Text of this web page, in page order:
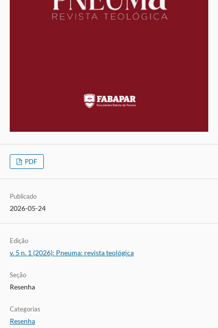
PDF
Publicado
2026-05-24
Edição
v. 5 n. 1 (2026): Pneuma: revista teológica
Seção
Resenha
Categorias
Resenha